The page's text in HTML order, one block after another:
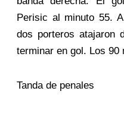
Perisic al minuto 55.
dos porteros atajaron
terminar en gol. Los 90
Tanda de penales